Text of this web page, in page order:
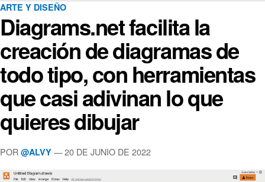
ARTE Y DISEÑO
Diagrams.net facilita la
creación de diagramas de
todo tipo, con herramientas
que casi adivinan lo que
quieres dibujar
POR @ALVY — 20 DE JUNIO DE 2022